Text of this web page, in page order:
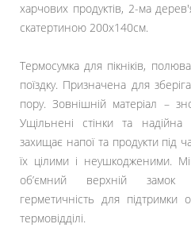
харчових продуктів, 2-ма
скатертиною 200х140см.
Термосумка для пікніків,
поїздку. Призначена для
пору. Зовнішній матеріал –
Ущільнені стінки та надійна
захищає напої та продукти під
їх цілими і неушкодженими.
об’ємний верхній замок
герметичність для підтримки
термовідділі.